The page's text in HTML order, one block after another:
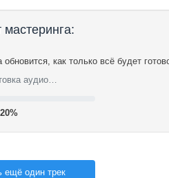
мастеринга:
как только всё будет
аудио…
20%
ещё один трек